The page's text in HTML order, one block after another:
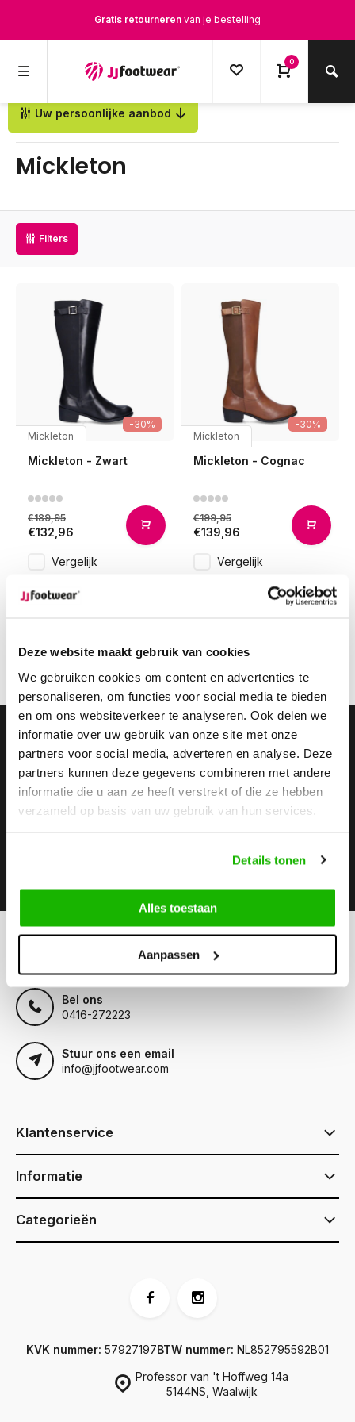
Deze website maakt gebruik van cookies
We gebruiken cookies om content en advertenties te
personaliseren, om functies voor social media te bieden
en om ons websiteverkeer te analyseren. Ook delen we
informatie over uw gebruik van onze site met onze
partners voor social media, adverteren en analyse. Deze
partners kunnen deze gegevens combineren met andere
informatie die u aan ze heeft verstrekt of die ze hebben
verzameld op basis van uw gebruik van hun services.
Details tonen
Alles toestaan
Aanpassen
Gratis retourneren van je bestelling
0
Uw persoonlijke aanbod
Mickleton
Filters
-30%
Mickleton
Mickleton - Zwart
€189,95
€132,96
Vergelijk
-30%
Mickleton
Mickleton - Cognac
€199,95
€139,96
Vergelijk
Pagina 1 van 1
Stay up to date
Abonneer je op onze nieuwsbrief om op de hoogte te
blijven.
Kunnen we helpen?
Klantenservice:
Bel ons
0416-272223
Stuur ons een email
info@jjfootwear.com
Klantenservice
Informatie
Categorieën
Professor van 't Hoffweg 14a
5144NS, Waalwijk
KVK nummer: 57927197BTW nummer: NL852795592B01